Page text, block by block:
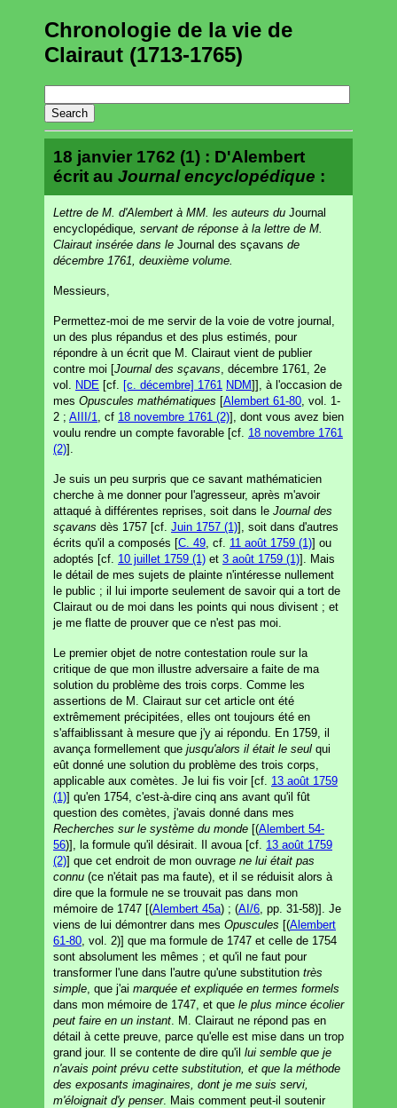
Chronologie de la vie de
Clairaut (1713-1765)
18 janvier 1762 (1) : D'Alembert
écrit au Journal encyclopédique :
Lettre de M. d'Alembert à MM. les auteurs du Journal
encyclopédique , servant de réponse à la lettre de M.
Clairaut insérée dans le Journal des sçavans de
décembre 1761, deuxième volume.
Messieurs,
Permettez-moi de me servir de la voie de votre journal,
un des plus répandus et des plus estimés, pour
répondre à un écrit que M. Clairaut vient de publier
contre moi [Journal des sçavans , décembre 1761, 2e
vol.
NDE [cf. [c. décembre] 1761 NDM]], à l'occasion de
mes Opuscules mathématiques [Alembert 61-80 , vol. 1-
2 ; AIII/1 , cf 18 novembre 1761 (2)], dont vous avez bien
voulu rendre un compte favorable [cf. 18 novembre 1761
(2)].
Je suis un peu surpris que ce savant mathématicien
cherche à me donner pour l'agresseur, après m'avoir
attaqué à différentes reprises, soit dans le Journal des
sçavans dès 1757 [cf. Juin 1757 (1)], soit dans d'autres
écrits qu'il a composés [C. 49 , cf. 11 août 1759 (1)] ou
adoptés [cf. 10 juillet 1759 (1) et 3 août 1759 (1)]. Mais
le détail de mes sujets de plainte n'intéresse nullement
le public ; il lui importe seulement de savoir qui a tort de
Clairaut ou de moi dans les points qui nous divisent ; et
je me flatte de prouver que ce n'est pas moi.
Le premier objet de notre contestation roule sur la
critique de que mon illustre adversaire a faite de ma
solution du problème des trois corps. Comme les
assertions de M. Clairaut sur cet article ont été
extrêmement précipitées, elles ont toujours été en
s'affaiblissant à mesure que j'y ai répondu. En 1759, il
avança formellement que jusqu'alors il était le seul qui
eût donné une solution du problème des trois corps,
applicable aux comètes. Je lui fis voir [cf. 13 août 1759
(1)] qu'en 1754, c'est-à-dire cinq ans avant qu'il fût
question des comètes, j'avais donné dans mes
Recherches sur le système du monde [(Alembert 54-
56)], la formule qu'il désirait. Il avoua [cf. 13 août 1759
(2)] que cet endroit de mon ouvrage ne lui était pas
connu (ce n'était pas ma faute), et il se réduisit alors à
dire que la formule ne se trouvait pas dans mon
mémoire de 1747 [(Alembert 45a) ; (AI/6 , pp. 31-58)]. Je
viens de lui démontrer dans mes Opuscules [(Alembert
61-80 , vol. 2)] que ma formule de 1747 et celle de 1754
sont absolument les mêmes ; et qu'il ne faut pour
transformer l'une dans l'autre qu'une substitution très
simple , que j'ai marquée et expliquée en termes formels
dans mon mémoire de 1747, et que le plus mince écolier
peut faire en un instant . M. Clairaut ne répond pas en
détail à cette preuve, parce qu'elle est mise dans un trop
grand jour. Il se contente de dire qu'il lui semble que je
n'avais point prévu cette substitution, et que la méthode
des exposants imaginaires, dont je me suis servi,
m'éloignait d'y penser. Mais comment peut-il soutenir